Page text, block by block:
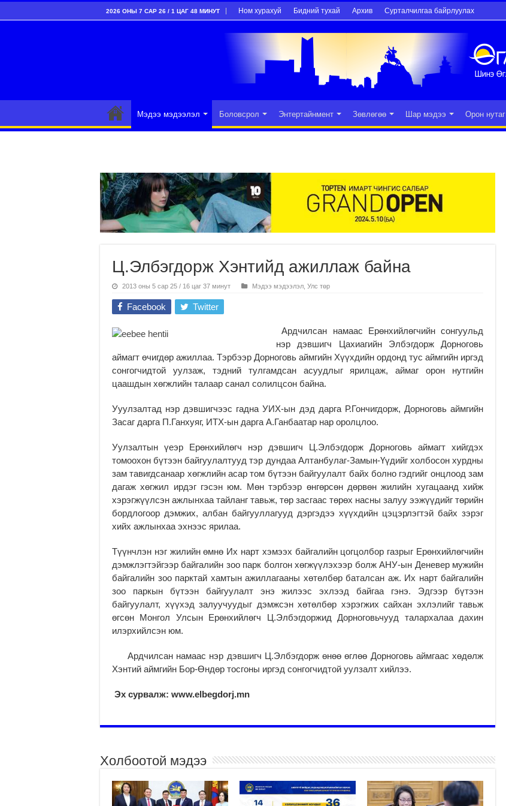
2026 ОНЫ 7 САР 26 / 1 ЦАГ 48 МИНУТ Ном хурахуй Бидний тухай Архив Сурталчилгаа байрлуулах
Мэдээ мэдээлэл Боловсрол Энтертайнмент Зөвлөгөө Шар мэдээ Орон нутаг
Ц.Элбэгдорж Хэнтийд ажиллаж байна
2013 оны 5 сар 25 / 16 цаг 37 минут Мэдээ мэдээлэл Улс төр
Facebook Twitter
Ардчилсан намаас Ерөнхийлөгчийн сонгуульд
нэр дэвшигч Цахиагийн Элбэгдорж Дорноговь
аймагт өчигдөр ажиллаа. Тэрбээр Дорноговь аймгийн Хүүхдийн ордонд тус аймгийн иргэд
сонгогчидтой уулзаж, тэдний тулгамдсан асуудлыг ярилцаж, аймаг орон нутгийн
цаашдын хөгжлийн талаар санал солилцсон байна.
Ууулзалтад нэр дэвшигчээс гадна УИХ-ын дэд дарга Р.Гончигдорж, Дорноговь аймгийн
Засаг дарга П.Ганхуяг, ИТХ-ын дарга А.Ганбаатар нар оролцлоо.
Уулзалтын үеэр Ерөнхийлөгч нэр дэвшигч Ц.Элбэгдорж Дорноговь аймагт хийгдэх
томоохон бүтээн байгуулалтууд тэр дундаа Алтанбулаг-Замын-Үүдийг холбосон хурдны
зам тавигдсанаар хөгжлийн асар том бүтээн байгуулалт байх болно гэдгийг онцлоод зам
дагаж хөгжил ирдэг гэсэн юм. Мөн тэрбээр өнгөрсөн дөрвөн жилийн хугацаанд хийж
хэрэгжүүлсэн ажлынхаа тайланг тавьж, төр засгаас төрөх насны залуу ээжүүдийг төрийн
бордлогоор дэмжих, албан байгууллагууд дэргэдээ хүүхдийн цэцэрлэгтэй байх зэрэг
хийх ажлынхаа эхнээс ярилаа.
Түүнчлэн нэг жилийн өмнө Их нарт хэмээх байгалийн цогцолбор газрыг Ерөнхийлөгчийн
дэмжлэгтэйгээр байгалийн зоо парк болгон хөгжүүлэхээр болж АНУ-ын Деневер мужийн
байгалийн зоо парктай хамтын ажиллагааны хөтөлбөр баталсан аж. Их нарт байгалийн
зоо паркын бүтээн байгуулалт энэ жилээс эхлээд байгаа гэнэ. Эдгээр бүтээн
байгуулалт, хүүхэд залуучуудыг дэмжсэн хөтөлбөр хэрэгжих сайхан эхлэлийг тавьж
өгсөн Монгол Улсын Ерөнхийлөгч Ц.Элбэгдоржид Дорноговьчууд талархалаа дахин
илэрхийлсэн юм.
Ардчилсан намаас нэр дэвшигч Ц.Элбэгдорж өнөө өглөө Дорноговь аймгаас хөдөлж
Хэнтий аймгийн Бор-Өндөр тосгоны иргэд сонгогчидтой уулзалт хийлээ.
Эх сурвалж: www.elbegdorj.mn
Холбоотой мэдээ